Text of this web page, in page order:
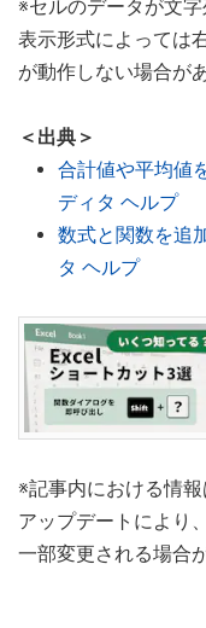
※セルのデータが文字
表示形式によっては
が動作しない場合が
＜出典＞
合計値や平均値
ディタ ヘルプ
数式と関数を追
タ ヘルプ
※記事内における情
アップデートにより
一部変更される場合